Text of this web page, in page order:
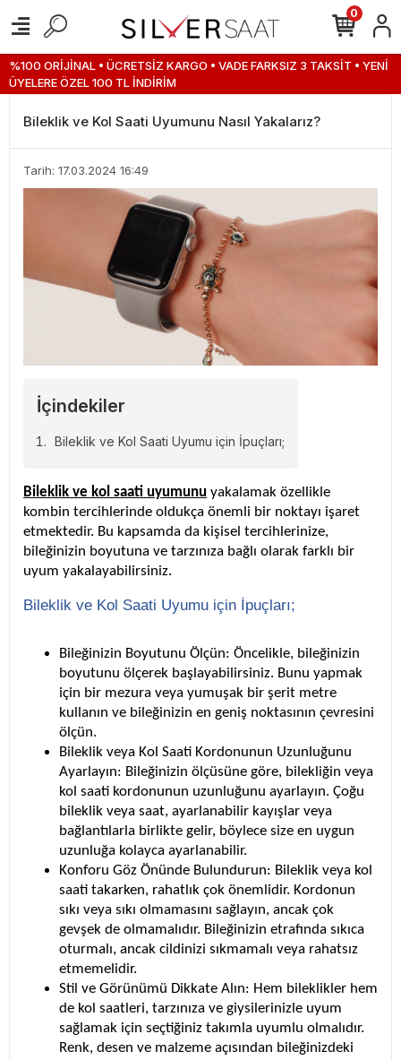
%100 ORİJİNAL • ÜCRETSİZ KARGO • VADE FARKSIZ 3 TAKSİT • YENİ
ÜYELERE ÖZEL 100 TL İNDİRİM
0
Bileklik ve Kol Saati Uyumunu Nasıl Yakalarız?
Tarih: 17.03.2024 16:49
İçindekiler
Bileklik ve Kol Saati Uyumu için İpuçları;
Bileklik ve kol saati uyumunu yakalamak özellikle
kombin tercihlerinde oldukça önemli bir noktayı işaret
etmektedir. Bu kapsamda da kişisel tercihlerinize,
bileğinizin boyutuna ve tarzınıza bağlı olarak farklı bir
uyum yakalayabilirsiniz.
Bileklik ve Kol Saati Uyumu için İpuçları;
Bileğinizin Boyutunu Ölçün: Öncelikle, bileğinizin
boyutunu ölçerek başlayabilirsiniz. Bunu yapmak
için bir mezura veya yumuşak bir şerit metre
kullanın ve bileğinizin en geniş noktasının çevresini
ölçün.
Bileklik veya Kol Saati Kordonunun Uzunluğunu
Ayarlayın: Bileğinizin ölçüsüne göre, bilekliğin veya
kol saati kordonunun uzunluğunu ayarlayın. Çoğu
bileklik veya saat, ayarlanabilir kayışlar veya
bağlantılarla birlikte gelir, böylece size en uygun
uzunluğa kolayca ayarlanabilir.
Konforu Göz Önünde Bulundurun: Bileklik veya kol
saati takarken, rahatlık çok önemlidir. Kordonun
sıkı veya sıkı olmamasını sağlayın, ancak çok
gevşek de olmamalıdır. Bileğinizin etrafında sıkıca
oturmalı, ancak cildinizi sıkmamalı veya rahatsız
etmemelidir.
Stil ve Görünümü Dikkate Alın: Hem bileklikler hem
de kol saatleri, tarzınıza ve giysilerinizle uyum
sağlamak için seçtiğiniz takımla uyumlu olmalıdır.
Renk, desen ve malzeme açısından bileğinizdeki